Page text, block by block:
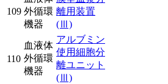
109 外循環
機器
離用装置
(Ⅲ)
110
血液体
外循環
機器
アルブミン
使用細胞分
離ユニット
(Ⅲ)